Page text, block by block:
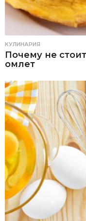
КУЛИНАРИЯ
Почему не
омлет